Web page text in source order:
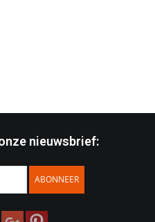
nieuwsbrief:
ABONNEER